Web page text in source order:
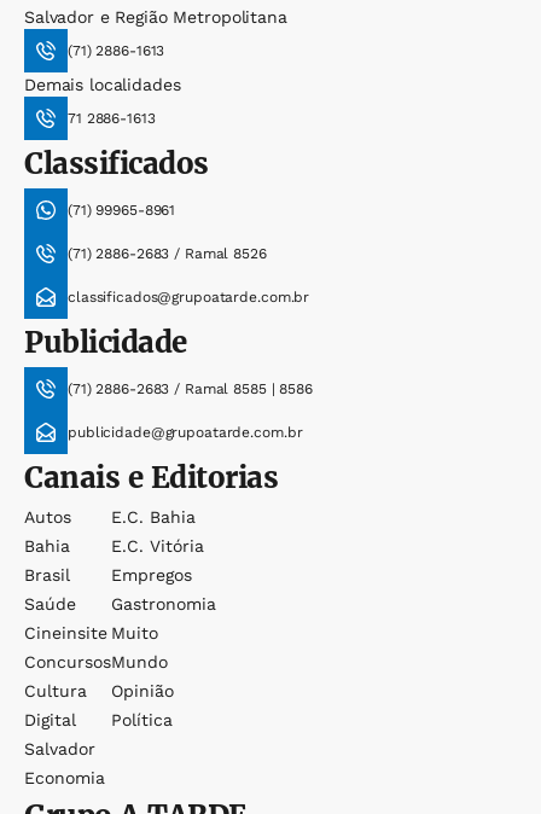
Salvador e Região Metropolitana
(71) 2886-1613
Demais localidades
71 2886-1613
Classificados
(71) 99965-8961
(71) 2886-2683 / Ramal 8526
classificados@grupoatarde.com.br
Publicidade
(71) 2886-2683 / Ramal 8585 | 8586
publicidade@grupoatarde.com.br
Canais e Editorias
Autos
Bahia
Brasil
Saúde
Cineinsite
Concursos
Cultura
Digital
Salvador
Economia
E.c. Bahia
E.c. Vitória
Empregos
Gastronomia
Muito
Mundo
Opinião
Política